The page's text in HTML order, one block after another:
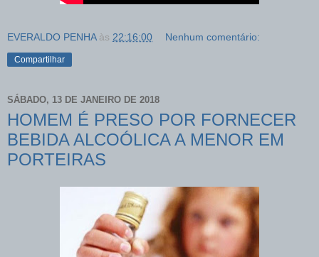
EVERALDO PENHA às 22:16:00 Nenhum comentário:
Compartilhar
SÁBADO, 13 DE JANEIRO DE 2018
HOMEM É PRESO POR FORNECER
BEBIDA ALCOÓLICA A MENOR EM
PORTEIRAS